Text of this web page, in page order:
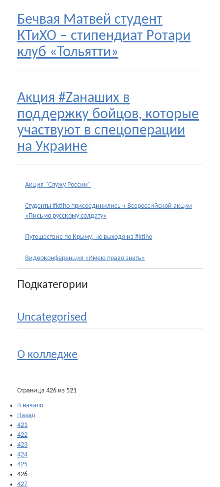
Бечвая Матвей студент
КТиХО – стипендиат Ротари
клуб «Тольятти»
Акция #Zанаших в
поддержку бойцов, которые
участвуют в спецоперации
на Украине
Акция "Служу России"
Студенты #ktiho присоединились к Всероссийской акции
«Письмо русскому солдату»
Путешествие по Крыму, не выходя из #ktiho
Видеоконференция «Имею право знать»
Подкатегории
Uncategorised
О колледже
Страница 426 из 521
В начало
Назад
421
422
423
424
425
426
427